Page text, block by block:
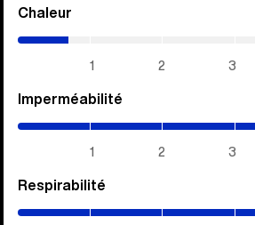
Chaleur
1 2 3
Imperméabilité
1 2 3
Respirabilité